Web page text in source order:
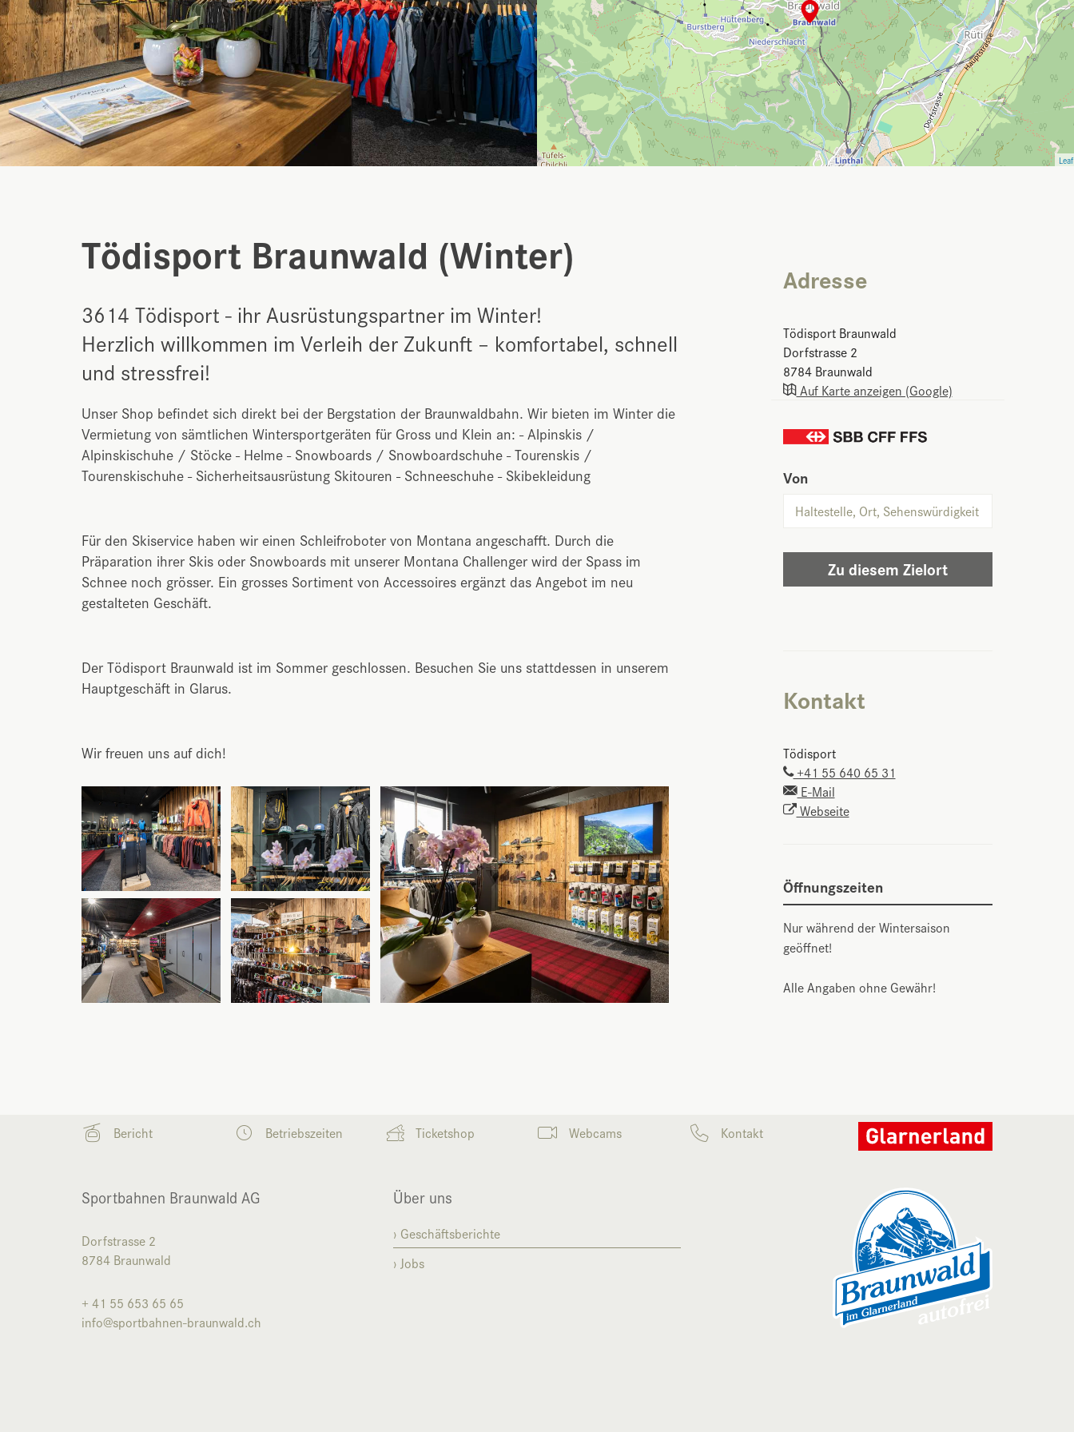
Tödisport Braunwald (Winter)
3614 Tödisport - ihr Ausrüstungspartner im Winter!
Herzlich willkommen im Verleih der Zukunft – komfortabel, schnell
und stressfrei!
Unser Shop befindet sich direkt bei der Bergstation der Braunwaldbahn. Wir bieten im Winter die
Vermietung von sämtlichen Wintersportgeräten für Gross und Klein an: - Alpinskis /
Alpinskischuhe / Stöcke - Helme - Snowboards / Snowboardschuhe - Tourenskis /
Tourenskischuhe - Sicherheitsausrüstung Skitouren - Schneeschuhe - Skibekleidung
Für den Skiservice haben wir einen Schleifroboter von Montana angeschafft. Durch die
Präparation ihrer Skis oder Snowboards mit unserer Montana Challenger wird der Spass im
Schnee noch grösser. Ein grosses Sortiment von Accessoires ergänzt das Angebot im neu
gestalteten Geschäft.
Der Tödisport Braunwald ist im Sommer geschlossen. Besuchen Sie uns stattdessen in unserem
Hauptgeschäft in Glarus.
Wir freuen uns auf dich!
Adresse
Tödisport Braunwald
Dorfstrasse 2
8784 Braunwald
Auf Karte anzeigen (Google)
Von
Zu diesem Zielort
Kontakt
Tödisport
+41 55 640 65 31
E-Mail
Webseite
Öffnungszeiten
Nur während der Wintersaison
geöffnet!
Alle Angaben ohne Gewähr!
Bericht Betriebszeiten Ticketshop Webcams Kontakt
Sportbahnen Braunwald AG
Dorfstrasse 2
8784 Braunwald
+ 41 55 653 65 65
info@sportbahnen-braunwald.ch
Über uns
Geschäftsberichte
Jobs